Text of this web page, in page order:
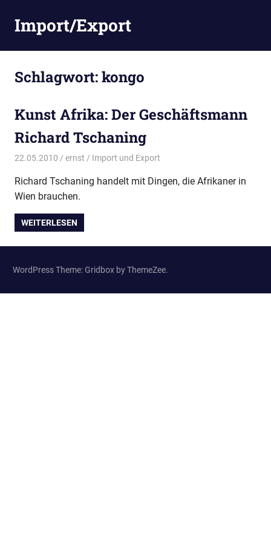
InhaltImport/Export
Schlagwort:kongo
Kunst Afrika: Der Geschäftsmann
Richard Tschaning
22.05.2010 ernst Import und Export
Richard Tschaning handelt mit Dingen, die Afrikaner in
Wien brauchen.
WEITERLESEN
WordPress Theme: Gridbox by ThemeZee.